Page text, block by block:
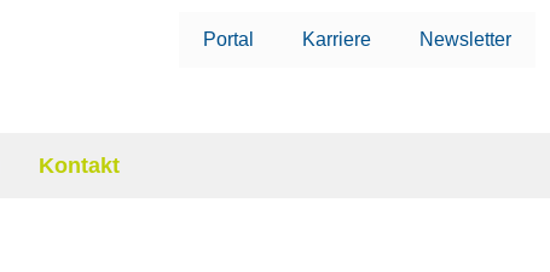
Portal Karriere Newsletter
Kontakt